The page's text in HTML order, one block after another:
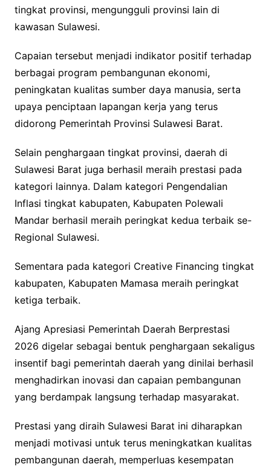
tingkat provinsi, mengungguli provinsi lain di
kawasan Sulawesi.
Capaian tersebut menjadi indikator positif terhadap
berbagai program pembangunan ekonomi,
peningkatan kualitas sumber daya manusia, serta
upaya penciptaan lapangan kerja yang terus
didorong Pemerintah Provinsi Sulawesi Barat.
Selain penghargaan tingkat provinsi, daerah di
Sulawesi Barat juga berhasil meraih prestasi pada
kategori lainnya. Dalam kategori Pengendalian
Inflasi tingkat kabupaten, Kabupaten Polewali
Mandar berhasil meraih peringkat kedua terbaik se-
Regional Sulawesi.
Sementara pada kategori Creative Financing tingkat
kabupaten, Kabupaten Mamasa meraih peringkat
ketiga terbaik.
Ajang Apresiasi Pemerintah Daerah Berprestasi
2026 digelar sebagai bentuk penghargaan sekaligus
insentif bagi pemerintah daerah yang dinilai berhasil
menghadirkan inovasi dan capaian pembangunan
yang berdampak langsung terhadap masyarakat.
Prestasi yang diraih Sulawesi Barat ini diharapkan
menjadi motivasi untuk terus meningkatkan kualitas
pembangunan daerah, memperluas kesempatan